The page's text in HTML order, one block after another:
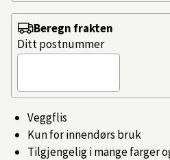
Veggflis
Kun for innendørs bruk
Tilgjengelig i mange farger
Beregn frakten
Ditt postnummer